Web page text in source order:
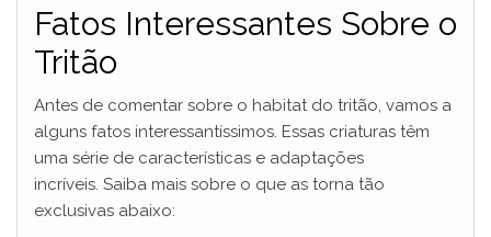
o
Fatos Interessantes Sobre o
Tritão
Antes de comentar sobre o habitat do tritão, vamos a
alguns fatos interessantíssimos. Essas criaturas têm
uma série de características e adaptações
incríveis. Saiba mais sobre o que as torna tão
exclusivas abaixo: